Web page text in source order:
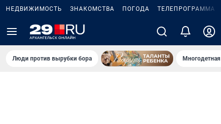
НЕДВИЖИМОСТЬ ЗНАКОМСТВА ПОГОДА ТЕЛЕПРОГРАММА
Люди против вырубки бора